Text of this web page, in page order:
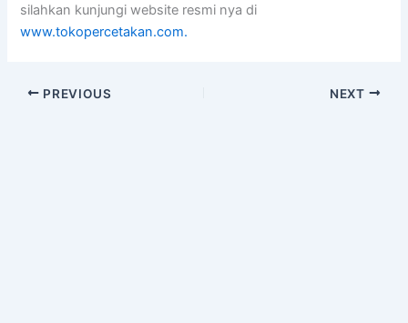
silahkan kunjungi website resmi nya di
www.tokopercetakan.com.
PREVIOUS NEXT